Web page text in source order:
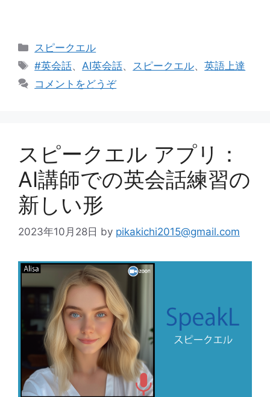
カ
テ
リ
スピークエル
タ
グ
#英会話、AI英会話、 スピークエル、英語上達
コメントをどうぞ
スピークエル アプリ：
AI講師での英会話練習の
新しい形
2023年10月28日 by pikakichi2015@gmail.com